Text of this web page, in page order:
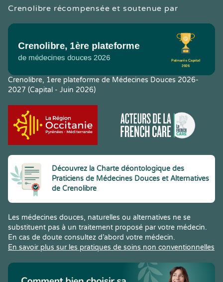
Crenolibre récompensée et soutenue par
Crenolibre, 1ere plateforme de Médecines Douces 2026-
2027 (Capital - Juin 2026)
Découvrez la Charte déontologique des
Praticiens de Médecines Douces et Alternatives
de Crenolibre
Les médecines douces, naturelles ou alternatives ne se
substituent pas à un traitement proposé par votre médecin.
En cas de doute consultez d’abord votre médecin.
En savoir plus sur les pratiques de soins non conventionnelles